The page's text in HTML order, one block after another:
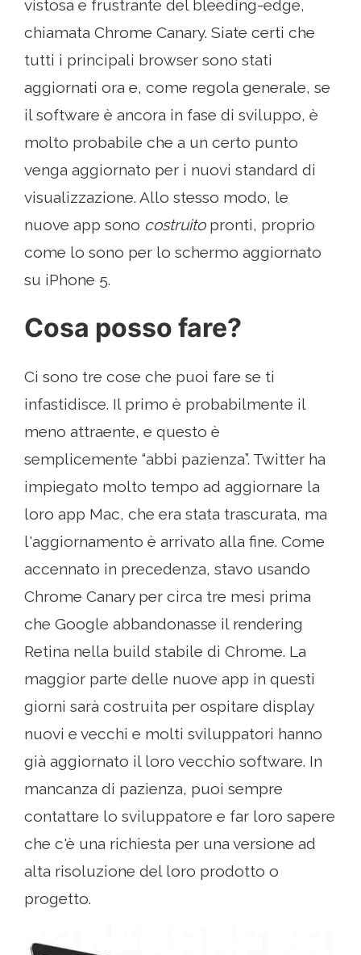
vistosa e frustrante del bleeding-edge,
chiamata Chrome Canary. Siate certi che
tutti i principali browser sono stati
aggiornati ora e, come regola generale, se
il software è ancora in fase di sviluppo, è
molto probabile che a un certo punto
venga aggiornato per i nuovi standard di
visualizzazione. Allo stesso modo, le
nuove app sono costruitopronti, proprio
come lo sono per lo schermo aggiornato
su iPhone 5.
Cosa posso fare?
Ci sono tre cose che puoi fare se ti
infastidisce. Il primo è probabilmente il
meno attraente, e questo è
semplicemente “abbi pazienza”. Twitter ha
impiegato molto tempo ad aggiornare la
loro app Mac, che era stata trascurata, ma
l'aggiornamento è arrivato alla fine. Come
accennato in precedenza, stavo usando
Chrome Canary per circa tre mesi prima
che Google abbandonasse il rendering
Retina nella build stabile di Chrome. La
maggior parte delle nuove app in questi
giorni sarà costruita per ospitare display
nuovi e vecchi e molti sviluppatori hanno
già aggiornato il loro vecchio software. In
mancanza di pazienza, puoi sempre
contattare lo sviluppatore e far loro sapere
che c'è una richiesta per una versione ad
alta risoluzione del loro prodotto o
progetto.